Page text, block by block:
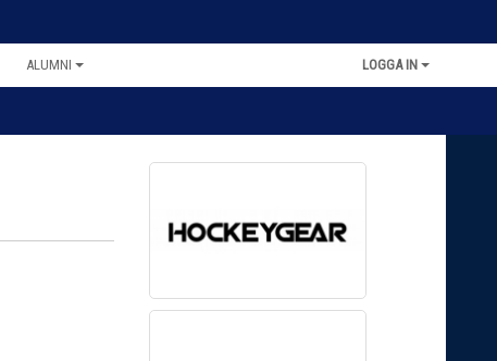
ALUMNI LOGGA IN